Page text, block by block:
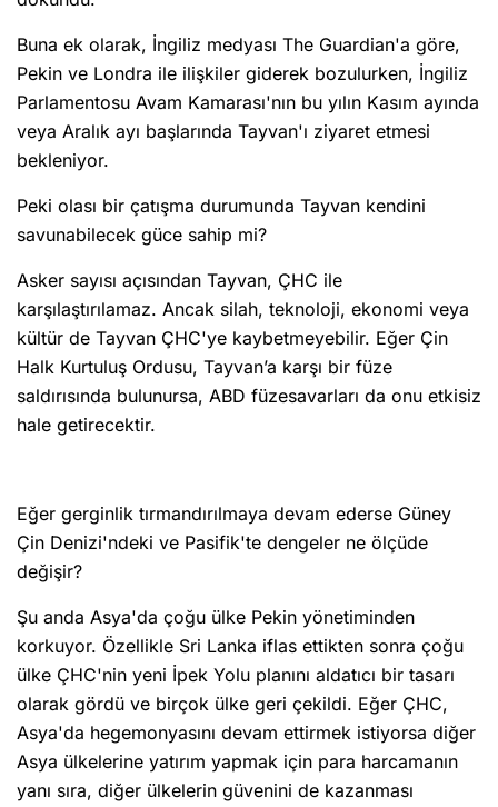
Buna ek olarak, İngiliz medyası The Guardian'a göre,
Pekin ve Londra ile ilişkiler giderek bozulurken, İngiliz
Parlamentosu Avam Kamarası'nın bu yılın Kasım ayında
veya Aralık ayı başlarında Tayvan'ı ziyaret etmesi
bekleniyor.
Peki olası bir çatışma durumunda Tayvan kendini
savunabilecek güce sahip mi?
Asker sayısı açısından Tayvan, ÇHC ile
karşılaştırılamaz. Ancak silah, teknoloji, ekonomi veya
kültür de Tayvan ÇHC'ye kaybetmeyebilir. Eğer Çin
Halk Kurtuluş Ordusu, Tayvan’a karşı bir füze
saldırısında bulunursa, ABD füzesavarları da onu etkisiz
hale getirecektir.
Eğer gerginlik tırmandırılmaya devam ederse Güney
Çin Denizi'ndeki ve Pasifik'te dengeler ne ölçüde
değişir?
Şu anda Asya'da çoğu ülke Pekin yönetiminden
korkuyor. Özellikle Sri Lanka iflas ettikten sonra çoğu
ülke ÇHC'nin yeni İpek Yolu planını aldatıcı bir tasarı
olarak gördü ve birçok ülke geri çekildi. Eğer ÇHC,
Asya'da hegemonyasını devam ettirmek istiyorsa diğer
Asya ülkelerine yatırım yapmak için para harcamanın
yanı sıra, diğer ülkelerin güvenini de kazanması